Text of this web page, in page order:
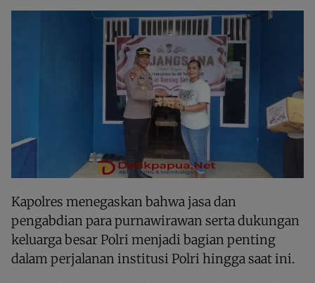
Kapolres menegaskan bahwa jasa dan
pengabdian para purnawirawan serta dukungan
keluarga besar Polri menjadi bagian penting
dalam perjalanan institusi Polri hingga saat ini.